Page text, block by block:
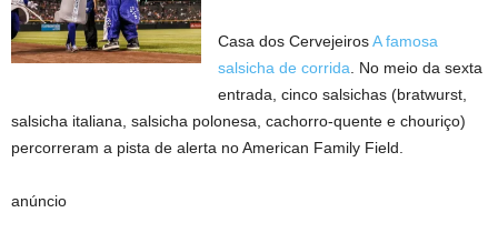
Casa dos CervejeirosA famosa
salsicha de corrida . No meio da sexta
entrada, cinco salsichas (bratwurst,
salsicha italiana, salsicha polonesa, cachorro-quente e chouriço)
percorreram a pista de alerta no American Family Field.
anúncio